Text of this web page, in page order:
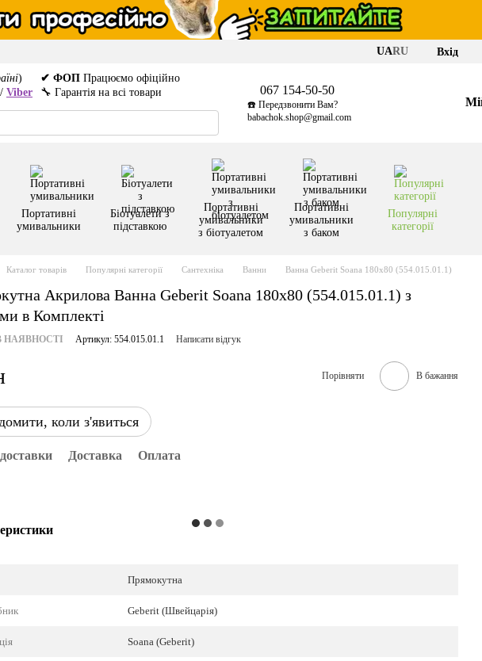
UARU Вхід
)
/ Viber
✔ ФОП Працюємо офіційно
🔧 Гарантія на всі товари
067 154-50-50
☎️ Передзвонити Вам?
babachok.shop@gmail.com
Портативні
умивальники
Біотуалети з
підставкою
Портативні
умивальники
з біотуалетом
Портативні
умивальники
з баком
Популярні
категорії
Каталог товарів Популярні категорії Сантехніка Ванни Ванна Geberit Soana 180x80 (554.015.01.1)
Акрилова Ванна Geberit Soana 180x80 (554.015.01.1) з
в Комплекті
НАЯВНОСТІ Артикул: 554.015.01.1 Написати відгук
Порівняти В бажання
коли з'явиться
Доставка Оплата
Прямокутна
Geberit (Швейцарія)
Soana (Geberit)